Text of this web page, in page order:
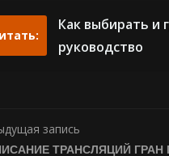
Как выбирать и
руководство
запись
ТРАНСЛЯЦИЙ